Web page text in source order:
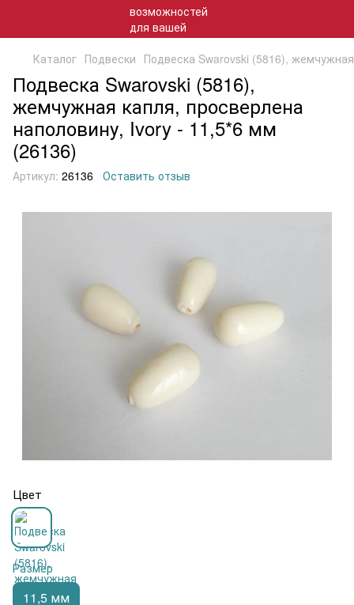
Каталог Подвески Подвеска Swarovski (5816),
Подвеска Swarovski (5816),
жемчужная капля, просверлена
наполовину, Ivory - 11,5*6 мм
(26136)
Артикул: 26136 Оставить отзыв
Цвет
Размер
11,5 мм